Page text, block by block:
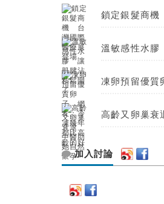
鎖定銀髮商
溫敏感性水
凍卵預留優
高齡又卵巢
加入討論